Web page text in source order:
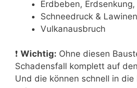
Erdbeben,
Schneedruck & Lawinen
Vulkanausbruch
❗ Wichtig: Ohne diesen
Schadensfall komplett auf
Und die können schnell in